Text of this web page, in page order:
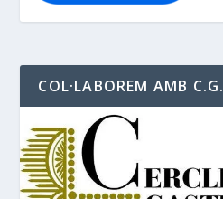
COL·LABOREM AMB